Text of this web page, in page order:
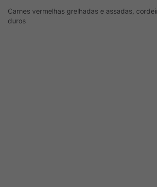
Carnes vermelhas grelhadas e assadas,
duros